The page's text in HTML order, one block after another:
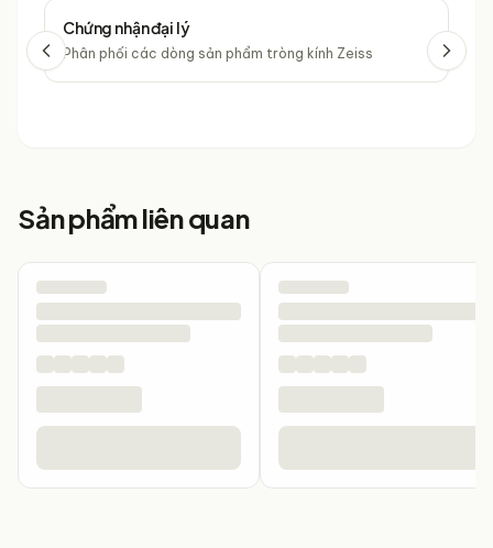
Chứng nhận đại lý
Phân phối các dòng sản phẩm tròng kính Zeiss
Sản phẩm liên quan